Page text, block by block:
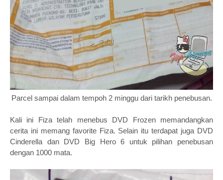
Parcel sampai dalam tempoh 2 minggu dari tarikh penebusan.
Kali ini Fiza telah menebus DVD Frozen memandangkan
cerita ini memang favorite Fiza. Selain itu terdapat juga DVD
Cinderella dan DVD Big Hero 6 untuk pilihan penebusan
dengan 1000 mata.